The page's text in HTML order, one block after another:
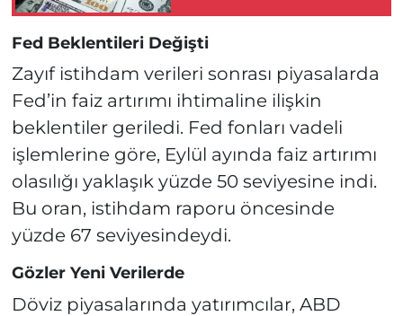
Fed Beklentileri Değişti
Zayıf istihdam verileri sonrası piyasalarda
Fed’in faiz artırımı ihtimaline ilişkin
beklentiler geriledi. Fed fonları vadeli
işlemlerine göre, Eylül ayında faiz artırımı
olasılığı yaklaşık yüzde 50 seviyesine indi.
Bu oran, istihdam raporu öncesinde
yüzde 67 seviyesindeydi.
Gözler Yeni Verilerde
Döviz piyasalarında yatırımcılar, ABD